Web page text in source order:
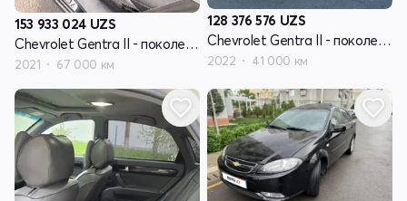
153 933 024 UZS
Chevrolet Gentra II - поколение
2021 67 000 км
128 376 576 UZS
Chevrolet Gentra II - поколение
2022 41 000 км